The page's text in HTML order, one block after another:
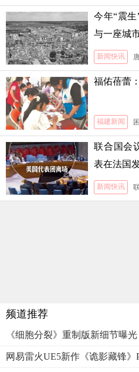
今年“震
与一座城
新闻快讯
福佑蓓蕾
福建新闻
联合国会
表在法国
新闻快讯
频道推荐
《细胞分裂》重制版新细节曝光
网易雷火UE5新作《诡影藏锋》